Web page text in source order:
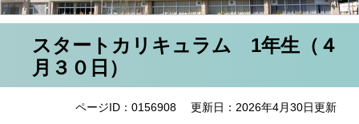
スタートカリキュラム 1年生（４
月３０日）
ページID：0156908 更新日：2026年4月30日更新